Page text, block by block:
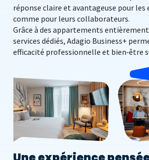
réponse claire et avantageuse pour les
comme pour leurs collaborateurs.
Grâce à des appartements
services dédiés, Adagio Business+
efficacité professionnelle et bien‑être